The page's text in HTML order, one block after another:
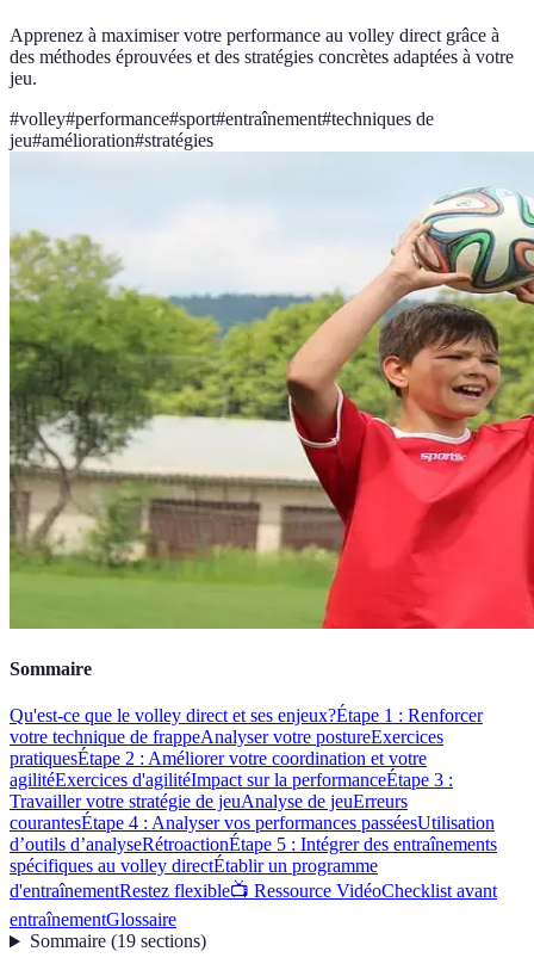
Apprenez à maximiser votre performance au volley direct grâce à
des méthodes éprouvées et des stratégies concrètes adaptées à votre
jeu.
#volley#performance#sport#entraînement#techniques de
jeu#amélioration#stratégies
Sommaire
Qu'est-ce que le volley direct et ses enjeux?Étape 1 : Renforcer
votre technique de frappeAnalyser votre postureExercices
pratiquesÉtape 2 : Améliorer votre coordination et votre
agilitéExercices d'agilitéImpact sur la performanceÉtape 3 :
Travailler votre stratégie de jeuAnalyse de jeuErreurs
courantesÉtape 4 : Analyser vos performances passéesUtilisation
d’outils d’analyseRétroactionÉtape 5 : Intégrer des entraînements
spécifiques au volley directÉtablir un programme
d'entraînementRestez flexible📺 Ressource VidéoChecklist avant
entraînementGlossaire
Sommaire(19 sections)